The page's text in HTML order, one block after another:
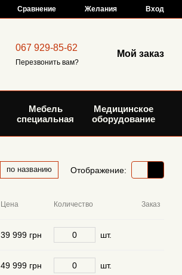
Сравнение Желания Вход
067 929-85-62
Перезвонить вам?
Мой заказ
Мебель
специальная
Медицинское
оборудование
по названию Отображение:
Цена Количество Заказ
39 999 грн шт.
49 999 грн шт.